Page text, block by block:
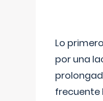
Lo
por una
frecuente